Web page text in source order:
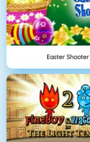
Easter Shooter